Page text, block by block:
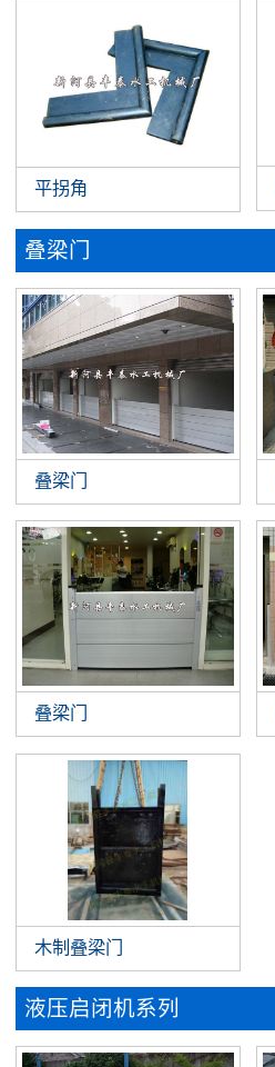
平拐角
叠梁门
叠梁门
叠梁门
木制叠梁门
液压启闭机系列